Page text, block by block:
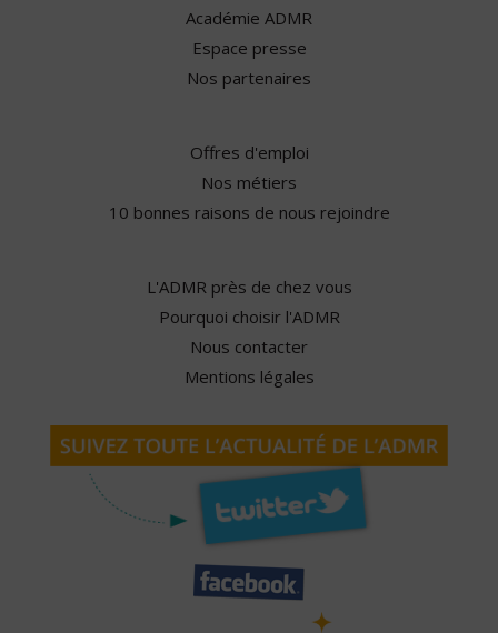
Académie ADMR
Espace presse
Nos partenaires
Offres d'emploi
Nos métiers
10 bonnes raisons de nous rejoindre
L'ADMR près de chez vous
Pourquoi choisir l'ADMR
Nous contacter
Mentions légales